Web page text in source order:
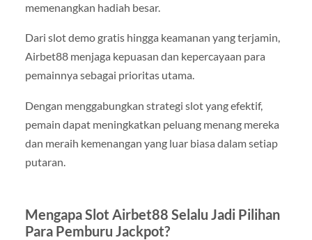
memenangkan hadiah besar.
Dari slot demo gratis hingga keamanan yang terjamin,
Airbet88 menjaga kepuasan dan kepercayaan para
pemainnya sebagai prioritas utama.
Dengan menggabungkan strategi slot yang efektif,
pemain dapat meningkatkan peluang menang mereka
dan meraih kemenangan yang luar biasa dalam setiap
putaran.
Mengapa Slot Airbet88 Selalu Jadi Pilihan
Para Pemburu Jackpot?